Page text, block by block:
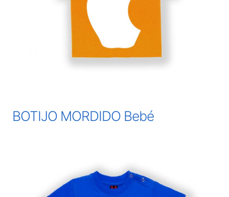
BOTIJO MORDIDO Bebé